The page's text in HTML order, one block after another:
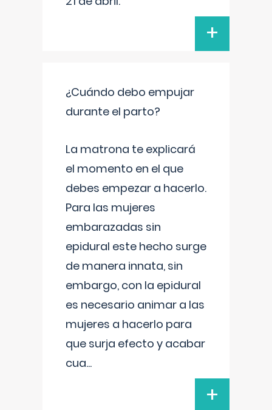
+
¿Cuándo debo empujar
durante el parto?
La matrona te explicará
el momento en el que
debes empezar a hacerlo.
Para las mujeres
embarazadas sin
epidural este hecho surge
de manera innata, sin
embargo, con la epidural
es necesario animar a las
mujeres a hacerlo para
que surja efecto y acabar
cua...
+